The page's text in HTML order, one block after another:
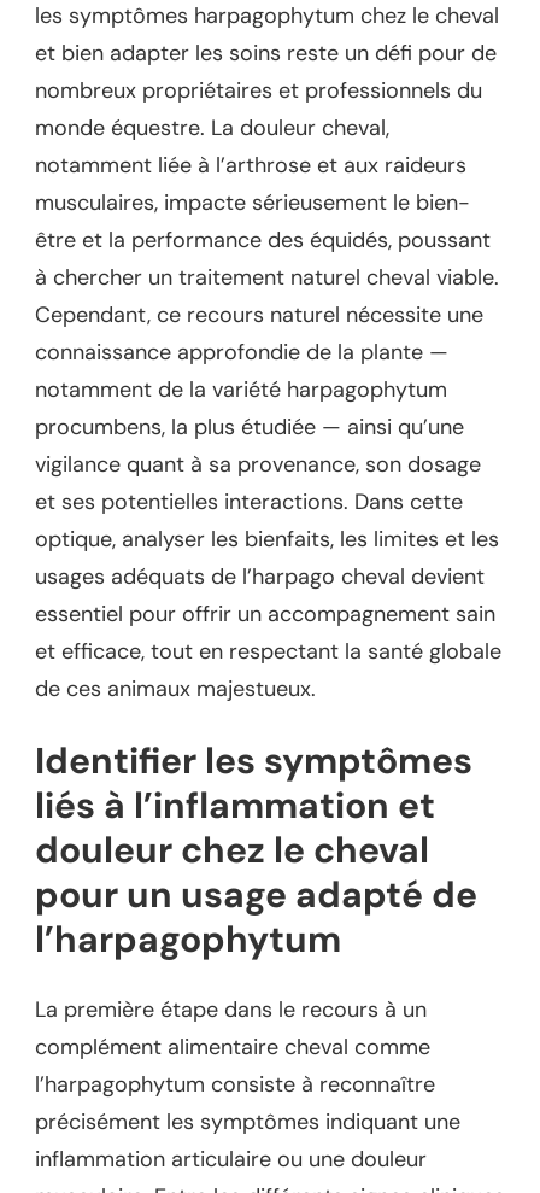
les symptômes harpagophytum chez le cheval
et bien adapter les soins reste un défi pour de
nombreux propriétaires et professionnels du
monde équestre. La douleur cheval,
notamment liée à l’arthrose et aux raideurs
musculaires, impacte sérieusement le bien-
être et la performance des équidés, poussant
à chercher un traitement naturel cheval viable.
Cependant, ce recours naturel nécessite une
connaissance approfondie de la plante —
notamment de la variété harpagophytum
procumbens, la plus étudiée — ainsi qu’une
vigilance quant à sa provenance, son dosage
et ses potentielles interactions. Dans cette
optique, analyser les bienfaits, les limites et les
usages adéquats de l’harpago cheval devient
essentiel pour offrir un accompagnement sain
et efficace, tout en respectant la santé globale
de ces animaux majestueux.
Identifier les symptômes
liés à l’inflammation et
douleur chez le cheval
pour un usage adapté de
l’harpagophytum
La première étape dans le recours à un
complément alimentaire cheval comme
l’harpagophytum consiste à reconnaître
précisément les symptômes indiquant une
inflammation articulaire ou une douleur